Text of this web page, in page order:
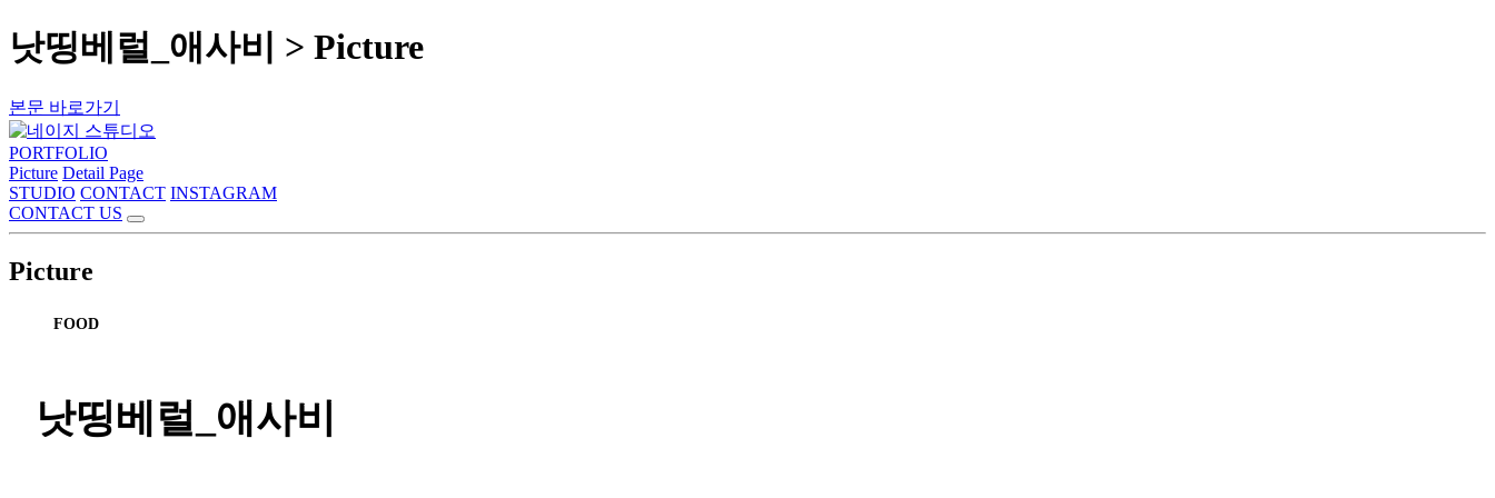
낫띵베럴_애사비 > Picture
본문 바로가기
PORTFOLIO
Picture Detail Page
STUDIO CONTACT INSTAGRAM
CONTACT US
Picture
FOOD
낫띵베럴_애사비